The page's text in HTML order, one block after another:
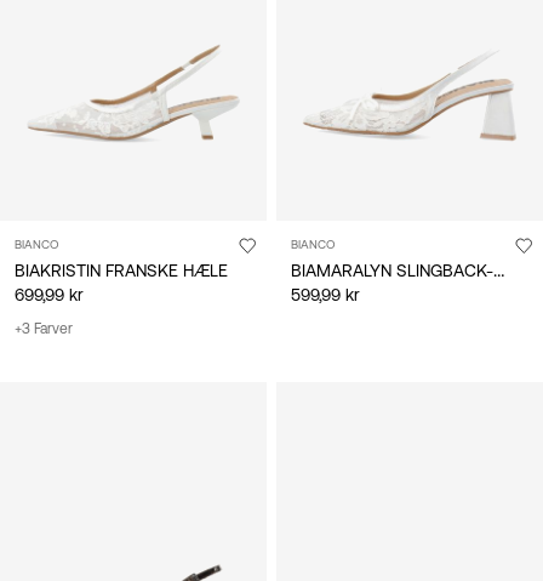
BIANCO
BIAKRISTIN FRANSKE HÆLE
699,99 kr
+3 Farver
BIANCO
BIAMARALYN SLINGBACK-SKO
599,99 kr